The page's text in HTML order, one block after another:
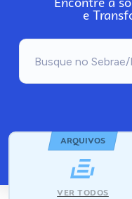
e
ARQUIVOS
VER TODOS